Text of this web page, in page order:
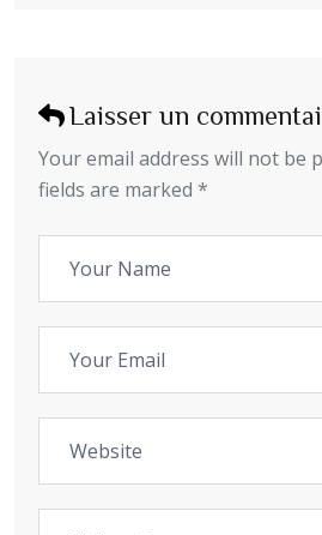
Laisser un
Your email address will not be
fields are marked *